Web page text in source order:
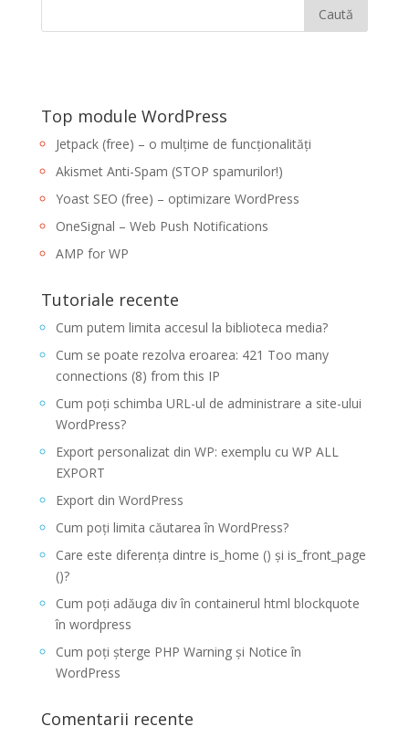
Top module WordPress
Jetpack (free) – o mulțime de funcționalități
Akismet Anti-Spam (STOP spamurilor!)
Yoast SEO (free) – optimizare WordPress
OneSignal – Web Push Notifications
AMP for WP
Tutoriale recente
Cum putem limita accesul la biblioteca media?
Cum se poate rezolva eroarea: 421 Too many
connections (8) from this IP
Cum poți schimba URL-ul de administrare a site-ului
WordPress?
Export personalizat din WP: exemplu cu WP ALL
EXPORT
Export din WordPress
Cum poți limita căutarea în WordPress?
Care este diferența dintre is_home () și is_front_page
()?
Cum poți adăuga div în containerul html blockquote
în wordpress
Cum poți șterge PHP Warning și Notice în
WordPress
Comentarii recente